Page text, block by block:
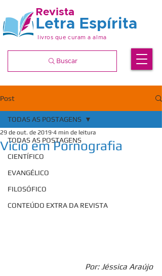
Revista
livros que curam a alma
Letra Espírita
Buscar
Post
TODAS AS POSTAGENS
CIENTÍFICO
EVANGÉLICO
FILOSÓFICO
CONTEÚDO EXTRA DA REVISTA
TODAS AS POSTAGENS
Vício em Pornografia
29 de out. de 2019 4 min de leitura
Por: Jéssica Araújo